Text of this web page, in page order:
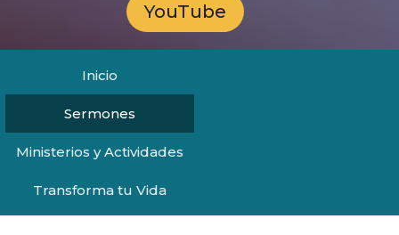
YouTube
Inicio
Sermones
Ministerios y Actividades
Transforma tu Vida